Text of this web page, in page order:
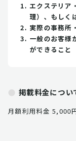
エクステリア
理）、もしく
実際の事務所
一般のお客様
ができること
掲載料金につい
月額利用料金 5,000